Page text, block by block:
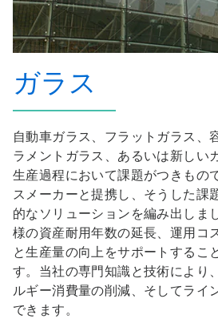
ガラス
自動車ガラス、フラットガラス、
ラメントガラス、あるいは新しい
生産過程において課題がつきもの
スメーカーと提携し、そうした課
的なソリューションを編み出しま
様の資産耐用年数の延長、運用コ
と生産量の向上をサポートするこ
す。当社の専門知識と技術により
ルギー消費量の削減、そしてライ
できます。